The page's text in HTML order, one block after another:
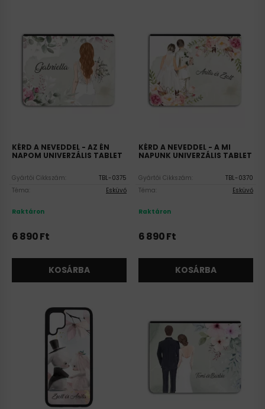
KÉRD A NEVEDDEL - AZ ÉN
NAPOM UNIVERZÁLIS TABLET
Gyártói Cikkszám:
TBL-0375
Téma:
Esküvő
Raktáron
6 890Ft
KOSÁRBA
KÉRD A NEVEDDEL - A MI
NAPUNK UNIVERZÁLIS TABLET
Gyártói Cikkszám:
TBL-0370
Téma:
Esküvő
Raktáron
6 890Ft
KOSÁRBA